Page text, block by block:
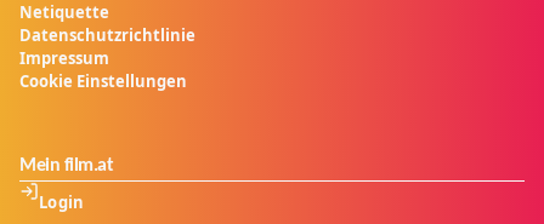
Netiquette
Datenschutzrichtlinie
Impressum
Cookie Einstellungen
Mein film.at
Login